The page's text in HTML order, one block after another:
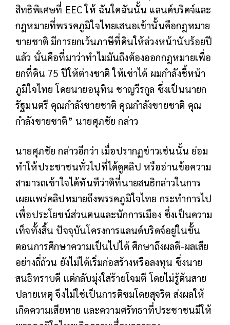
สิทธิพิเศษที่ EEC ให้ ฉันใดฉันนั้น แลนด์บริดจ์และ
กฎหมายที่พรรคภูมิใจไทยเสนอเข้านั้นคือกฎหมาย
ขายชาติ มีการยกเว้นภาษีที่ดินให้ล่วงหน้านับร้อยปี
แล้ว นั่นคือที่มาว่าทำไมมันถึงต้องออกกฎหมายเพื่อ
ยกที่ดิน 75 ปีให้ต่างชาติ ให้เช่าได้ ผมกำลังชี้หน้า
ภูมิใจไทย โดยนายอนุทิน ชาญวีรกูล ซึ่งเป็นนายก
รัฐมนตรี คุณกำลังขายชาติ คุณกำลังขายชาติ คุณ
กำลังขายชาติ” นายศุภชัย กล่าว
นายศุภชัย กล่าวอีกว่า เมื่อปรากฏข่าวเช่นนั้น ย่อม
ทำให้ประชาชนทั่วไปที่ได้ดูคลิป หรืออ่านข้อความ
สามารถเข้าใจได้ทันทีว่าติที่นายสนธิกล่าวในการ
เผยแพร่คลิปหมายถึงพรรคภูมิใจไทย กระทำการไป
เพื่อประโยชน์ส่วนตนและนักการเมือง ซึ่งเป็นความ
เท็จทั้งสิ้น ปัจจุบันโครงการแลนด์บริดจ์อยู่ในขั้น
ตอนการศึกษาความเป็นไปได้ ศึกษาถึงผลดี-ผลเสีย
อย่างถี่ถ้วน ยังไม่ได้เริ่มก่อสร้างหรือลงทุน ซึ่งนาย
สนธิทราบดี แต่กลับมุ่งใส่ร้ายโจมตี โดยไม่รู้ต้นสาย
ปลายเหตุ จึงไม่ใช่เป็นการติชมโดยสุจริต ส่งผลให้
เกิดความเสียหาย และความศรัทธาที่ประชาชนมีให้